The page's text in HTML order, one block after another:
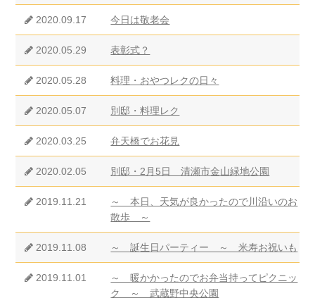
2020.09.17 今日は敬老会
2020.05.29 表彰式？
2020.05.28 料理・おやつレクの日々
2020.05.07 別邸・料理レク
2020.03.25 弁天橋でお花見
2020.02.05 別邸・2月5日 清瀬市金山緑地公園
2019.11.21
～ 本日、天気が良かったので川沿いのお
散歩 ～
2019.11.08 ～ 誕生日パーティー ～ 米寿お祝いも
2019.11.01
～ 暖かかったのでお弁当持ってピクニッ
ク ～ 武蔵野中央公園